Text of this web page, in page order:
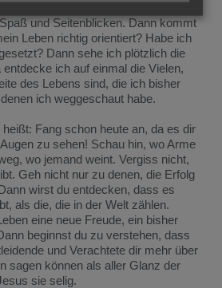
und Seitenblicken. Dann kommt
Leben richtig orientiert? Habe ich
Dann sehe ich plötzlich die
ich auf einmal die Vielen,
des Lebens sind, die ich bisher
ich weggeschaut habe.
Fang schon heute an, da es dir
zu sehen! Schau hin, wo Arme
wo jemand weint. Vergiss nicht,
Geh nicht nur zu denen, die Erfolg
wirst du entdecken, dass es
als die, die in der Welt zählen.
eine neue Freude, ein bisher
beginnst du zu verstehen, dass
und Verachtete dir mehr über
sagen können als aller Glanz der
sie selig.